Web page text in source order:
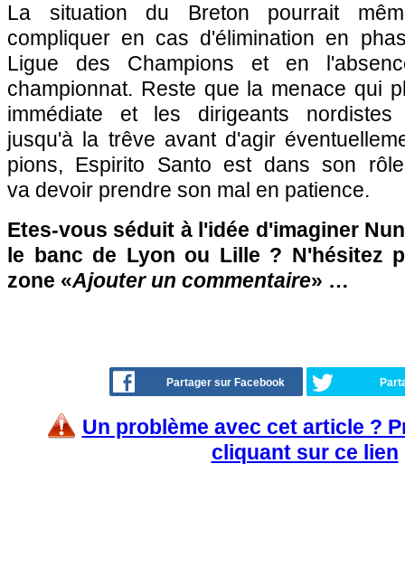
La situation du Breton pourrait
compliquer en cas d'élimination en
Ligue des Champions et en
championnat. Reste que la menace qui
immédiate et les dirigeants nordistes
jusqu'à la trêve avant d'agir
pions, Espirito Santo est dans son
va devoir prendre son mal en patience.
Etes-vous séduit à l'idée d'imaginer
le banc de Lyon ou Lille ? N'hésitez
zone «Ajouter un commentaire» …
Partager sur Facebook
Un problème avec cet article ?
cliquant sur ce lien